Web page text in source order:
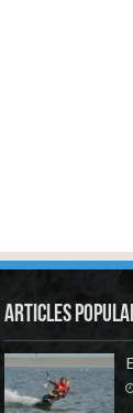
Articles